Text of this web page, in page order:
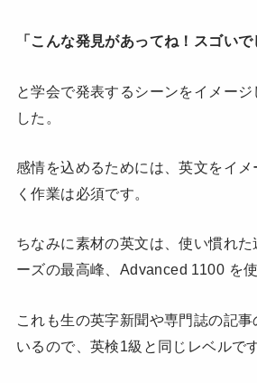
「こんな発見があってね！スゴいで
と学会で発表するシーンをイメージ
した。
感情を込めるためには、英文をイ
く作業は必須です。
ちなみに素材の英文は、使い慣れた
ーズの最高峰、Advanced 1100 を使
これも生の英字新聞や専門誌の記
いるので、英検1級と同じレベルです